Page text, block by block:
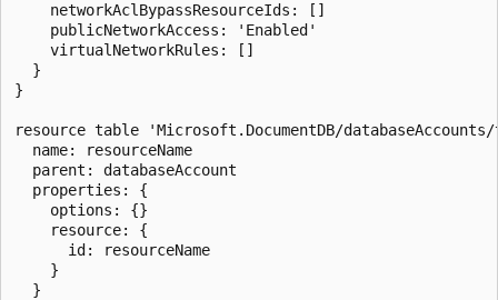
    networkAclBypassResourceIds: []
    publicNetworkAccess: 'Enabled'
    virtualNetworkRules: []
  }
}
resource table 'Microsoft.DocumentDB/
  name: resourceName
  parent: databaseAccount
  properties: {
    options: {}
    resource: {
      id: resourceName
    }
  }